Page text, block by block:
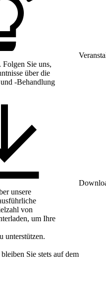
Sie uns,
über die
-Behandlung
unsere
von
um Ihre
unterstützen.
Sie stets auf dem